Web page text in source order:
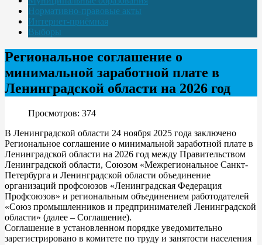
Нормативно-правовые акты
Интернет-приёмная
Выборы
Региональное соглашение о
минимальной заработной плате в
Ленинградской области на 2026 год
Просмотров: 374
В Ленинградской области 24 ноября 2025 года заключено
Региональное соглашение о минимальной заработной плате в
Ленинградской области на 2026 год между Правительством
Ленинградской области, Союзом «Межрегиональное Санкт-
Петербурга и Ленинградской области объединение
организаций профсоюзов «Ленинградская Федерация
Профсоюзов» и региональным объединением работодателей
«Союз промышленников и предпринимателей Ленинградской
области» (далее – Соглашение).
Соглашение в установленном порядке уведомительно
зарегистрировано в комитете по труду и занятости населения